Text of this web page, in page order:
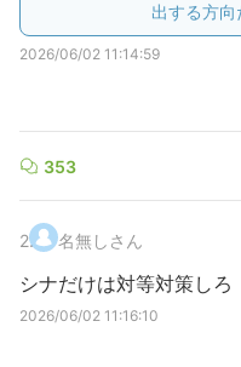
出する方
2026/06/02 11:14:59
353
2. 名無しさん
シナだけは対等対策しろ
2026/06/02 11:16:10